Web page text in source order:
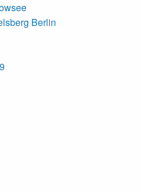
Berlin